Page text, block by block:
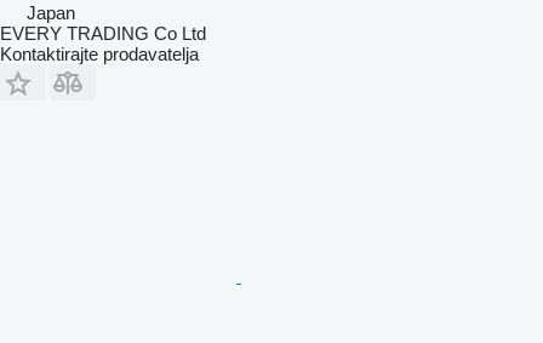
Japan
EVERY TRADING Co Ltd
Kontaktirajte prodavatelja